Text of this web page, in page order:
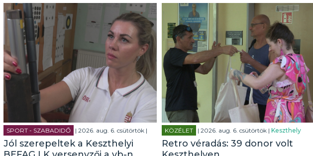
SPORT - SZABADIDŐ | 2026. aug. 6. csütörtök |
Jól szerepeltek a Keszthelyi
KÖZÉLET | 2026. aug. 6. csütörtök | Keszthely
Retro véradás: 39 donor volt